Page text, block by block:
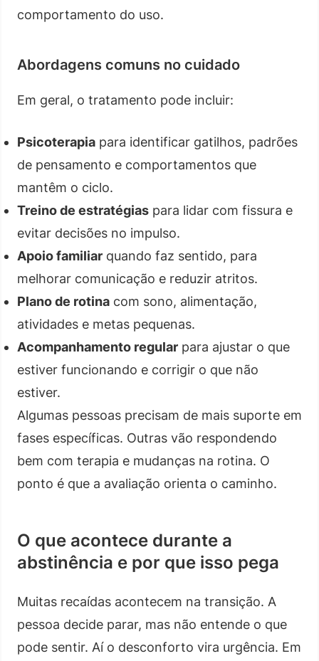
comportamento do uso.
Abordagens comuns no cuidado
Em geral, o tratamento pode incluir:
Psicoterapia para identificar gatilhos, padrões
de pensamento e comportamentos que
mantêm o ciclo.
Treino de estratégias para lidar com fissura e
evitar decisões no impulso.
Apoio familiar quando faz sentido, para
melhorar comunicação e reduzir atritos.
Plano de rotina com sono, alimentação,
atividades e metas pequenas.
Acompanhamento regular para ajustar o que
estiver funcionando e corrigir o que não
estiver.
Algumas pessoas precisam de mais suporte em
fases específicas. Outras vão respondendo
bem com terapia e mudanças na rotina. O
ponto é que a avaliação orienta o caminho.
O que acontece durante a
abstinência e por que isso pega
Muitas recaídas acontecem na transição. A
pessoa decide parar, mas não entende o que
pode sentir. Aí o desconforto vira urgência. Em